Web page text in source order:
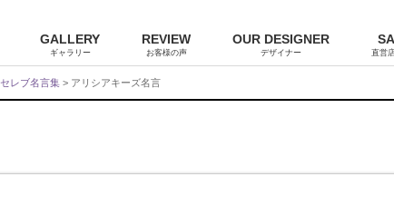
GALLERY
ギャラリー
REVIEW
お客様の声
OUR DESIGNER
デザイナー 直営
セレブ名言集 > アリシアキーズ名言